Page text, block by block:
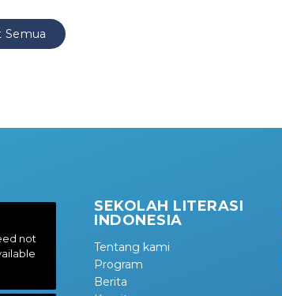
Semua
not
SEKOLAH LITERASI
INDONESIA
Tentang kami
Program
Berita